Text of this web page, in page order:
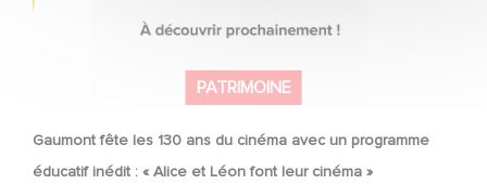
PATRIMOINE
Gaumont fête les 130 ans du cinéma avec un programme
éducatif inédit : « Alice et Léon font leur cinéma »